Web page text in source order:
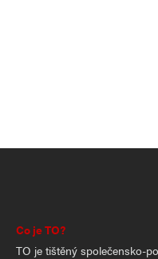
Co je TO?
TO je tištěný společensko-